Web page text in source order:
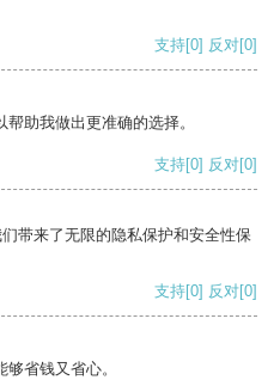
支持[0] 反对[0]
助我做出更准确的选择。
支持[0] 反对[0]
带来了无限的隐私保护和安全性保
支持[0] 反对[0]
省钱又省心。